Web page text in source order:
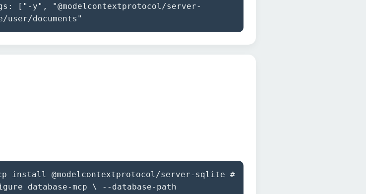
["-y", "@modelcontextprotocol/server-
user/documents"
mcp install @modelcontextprotocol/server-sqlite #
database-mcp \ --database-path